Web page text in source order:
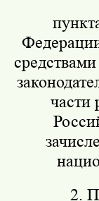
части
2.